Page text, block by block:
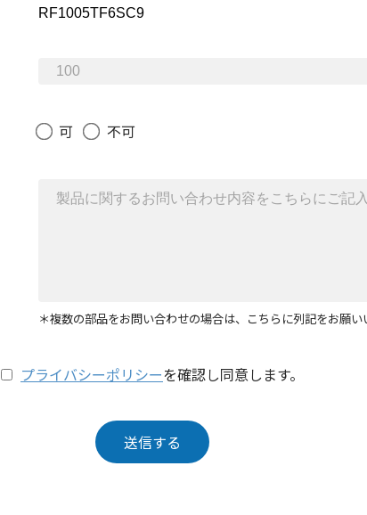
可 不可
＊複数の部品をお問い合わせの場合は、こちらに列記をお願い
プライバシーポリシーを確認し同意します。